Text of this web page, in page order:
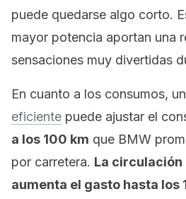
puede quedarse algo corto.
mayor potencia aportan una
sensaciones muy divertidas
En cuanto a los consumos,
eficiente puede ajustar el
a los 100 km que BMW
por carretera. La circulación
aumenta el gasto hasta los